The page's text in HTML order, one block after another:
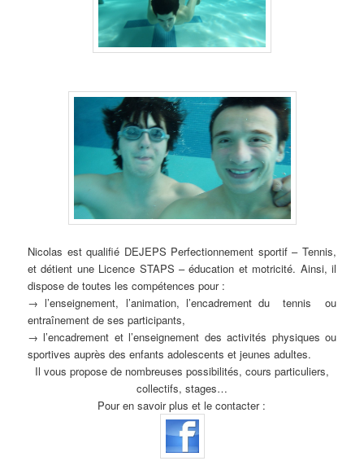
Nicolas est qualifié DEJEPS Perfectionnement sportif – Tennis,
et détient une Licence STAPS – éducation et motricité. Ainsi, il
dispose de toutes les compétences pour :
→ l’enseignement, l’animation, l’encadrement du tennis ou
entraînement de ses participants,
→ l’encadrement et l’enseignement des activités physiques ou
sportives auprès des enfants adolescents et jeunes adultes.
Il vous propose de nombreuses possibilités, cours particuliers,
collectifs, stages…
Pour en savoir plus et le contacter :